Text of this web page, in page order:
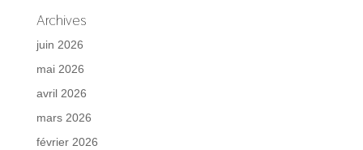
Archives
juin 2026
mai 2026
avril 2026
mars 2026
février 2026